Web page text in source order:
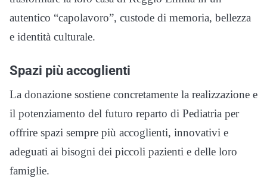
autentico “capolavoro”, custode di memoria, bellezza
e identità culturale.
Spazi più accoglienti
La donazione sostiene concretamente la realizzazione e
il potenziamento del futuro reparto di Pediatria per
offrire spazi sempre più accoglienti, innovativi e
adeguati ai bisogni dei piccoli pazienti e delle loro
famiglie.